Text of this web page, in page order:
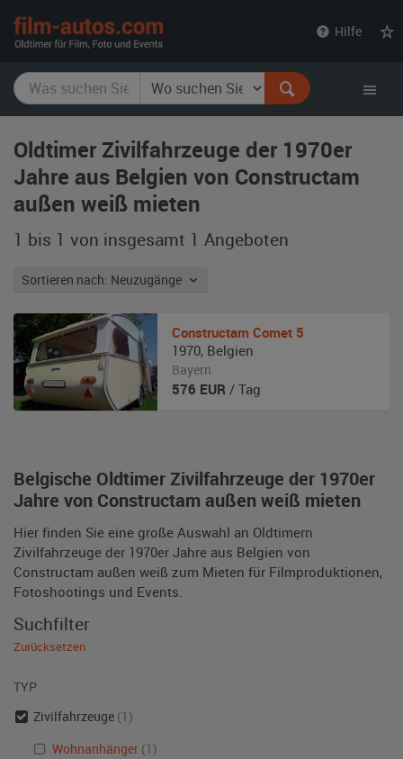
Hilfe
Oldtimer Zivilfahrzeuge der 1970er
Jahre aus Belgien von Constructam
außen weiß mieten
1 bis 1 von insgesamt 1 Angeboten
Sortieren nach: Neuzugänge
Belgische Oldtimer Zivilfahrzeuge der 1970er
Jahre von Constructam außen weiß mieten
Hier finden Sie eine große Auswahl an Oldtimern
Zivilfahrzeuge der 1970er Jahre aus Belgien von
Constructam außen weiß zum Mieten für Filmproduktionen,
Fotoshootings und Events.
Constructam Comet 5
1970, Belgien
Bayern
576 EUR / Tag
Suchfilter
Zurücksetzen
TYP
Zivilfahrzeuge (1)
Wohnanhänger (1)